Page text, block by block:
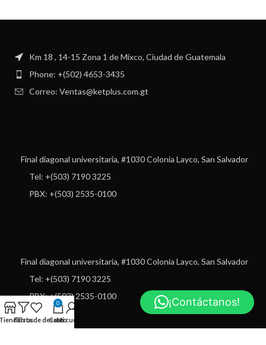
Km 18 , 14-15 Zona 1 de Mixco, Ciudad de Guatemala
Phone: +(502) 4653-3435
Correo: Ventas@ketplus.com.gt
Final diagonal universitaria, #1030 Colonia Layco, San Salvador
Tel: +(503) 7190 3225
PBX: +(503) 2535-0100
Final diagonal universitaria, #1030 Colonia Layco, San Salvador
Tel: +(503) 7190 3225
PBX: +(503) 2535-0100
Filtros
Lista de deseos
0
Carro
Mi cuenta
¡Contáctanos!